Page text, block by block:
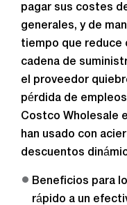
pagar sus costes
generales, y de
tiempo que reduce
cadena de
el proveedor
pérdida de
Costco Wholesale
han usado con
descuentos
Beneficios para
rápido a un